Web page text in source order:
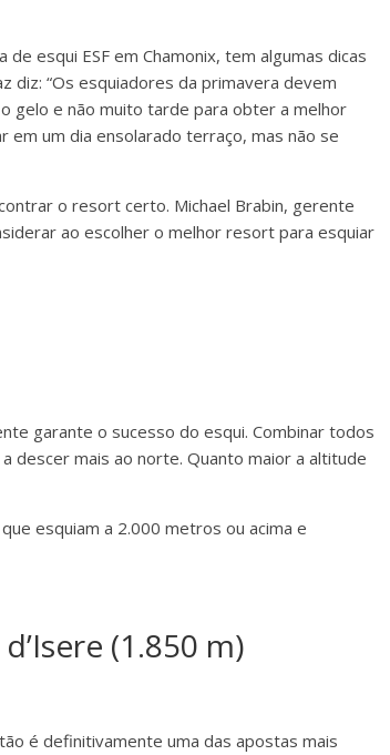
esqui ESF em Chamonix, tem algumas dicas
diz: “Os esquiadores da primavera devem
gelo e não muito tarde para obter a melhor
em um dia ensolarado terraço, mas não se
o resort certo. Michael Brabin, gerente
ao escolher o melhor resort para esquiar
garante o sucesso do esqui. Combinar todos
descer mais ao norte. Quanto maior a altitude
esquiam a 2.000 metros ou acima e
(1.850 m)
é definitivamente uma das apostas mais